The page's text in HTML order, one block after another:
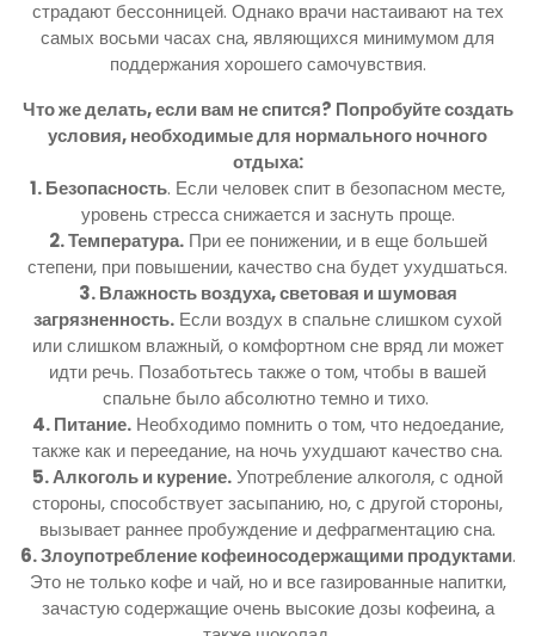
страдают бессонницей. Однако врачи настаивают на тех
самых восьми часах сна, являющихся минимумом для
поддержания хорошего самочувствия.
Что же делать, если вам не спится? Попробуйте создать
условия, необходимые для нормального ночного
отдыха:
1. Безопасность. Если человек спит в безопасном месте,
уровень стресса снижается и заснуть проще.
2. Температура.При ее понижении, и в еще большей
степени, при повышении, качество сна будет ухудшаться.
3. Влажность воздуха, световая и шумовая
загрязненность. Если воздух в спальне слишком сухой
или слишком влажный, о комфортном сне вряд ли может
идти речь. Позаботьтесь также о том, чтобы в вашей
спальне было абсолютно темно и тихо.
4. Питание.Необходимо помнить о том, что недоедание,
также как и переедание, на ночь ухудшают качество сна.
5. Алкоголь и курение.Употребление алкоголя, с одной
стороны, способствует засыпанию, но, с другой стороны,
вызывает раннее пробуждение и дефрагментацию сна.
6. Злоупотребление кофеиносодержащими продуктами.
Это не только кофе и чай, но и все газированные напитки,
зачастую содержащие очень высокие дозы кофеина, а